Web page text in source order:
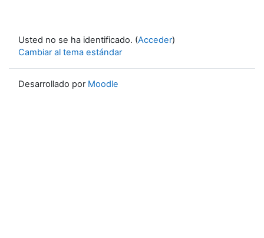
Usted no se ha identificado. (Acceder)
Cambiar al tema estándar
Desarrollado por Moodle